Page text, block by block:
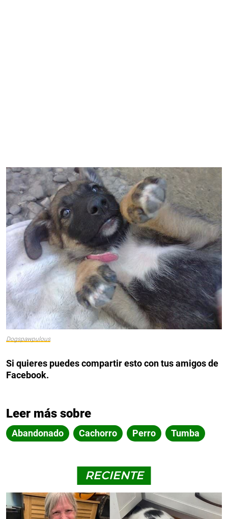
Dogspawpulous
Si quieres puedes compartir esto con tus amigos de
Facebook.
Leer más sobre
Abandonado Cachorro Perro Tumba
RECIENTE